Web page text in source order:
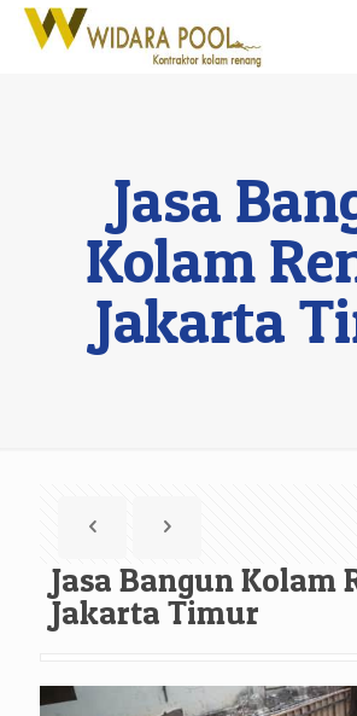
Jasa
Kolam
Jakarta
Jasa Bangun Kolam
Jakarta Timur